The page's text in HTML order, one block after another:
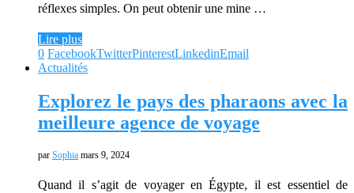
réflexes simples. On peut obtenir une mine …
Lire plus
0 FacebookTwitterPinterestLinkedinEmail
Actualités
Explorez le pays des pharaons avec la
meilleure agence de voyage
par Sophia mars 9, 2024
Quand il s’agit de voyager en Égypte, il est essentiel de